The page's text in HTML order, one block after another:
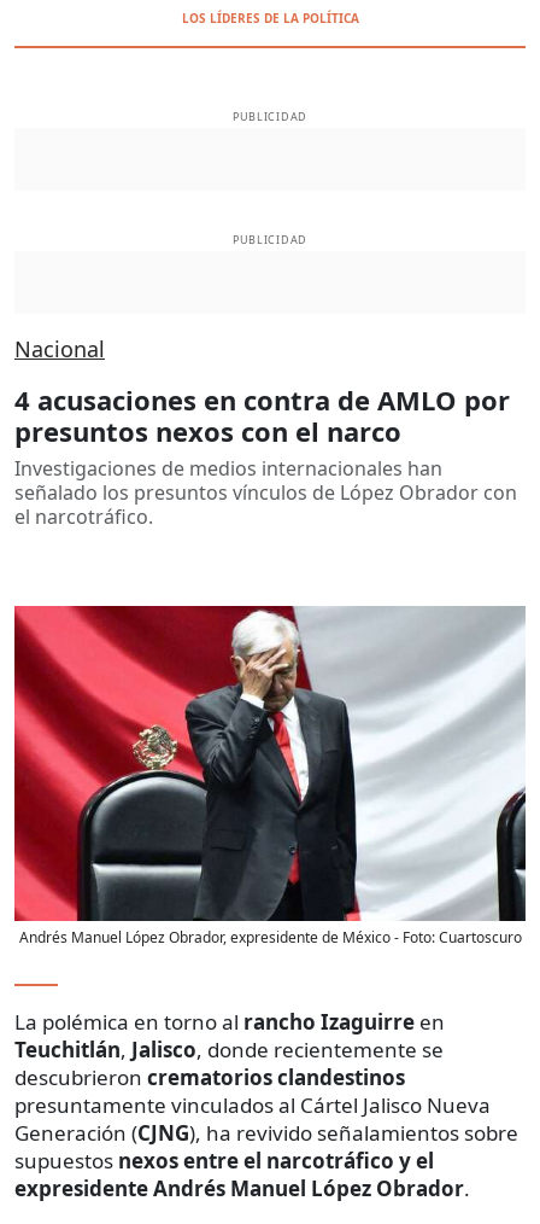
LOS LÍDERES DE LA POLÍTICA
PUBLICIDAD
PUBLICIDAD
Nacional
4 acusaciones en contra de AMLO por
presuntos nexos con el narco
Investigaciones de medios internacionales han
señalado los presuntos vínculos de López Obrador con
el narcotráfico.
Andrés Manuel López Obrador, expresidente de México- Foto:Cuartoscuro
La polémica en torno al rancho Izaguirre en
Teuchitlán, Jalisco, donde recientemente se
descubrieron crematorios clandestinos
presuntamente vinculados al Cártel Jalisco Nueva
Generación (CJNG), ha revivido señalamientos sobre
supuestos nexos entre el narcotráfico y el
expresidente Andrés Manuel López Obrador.